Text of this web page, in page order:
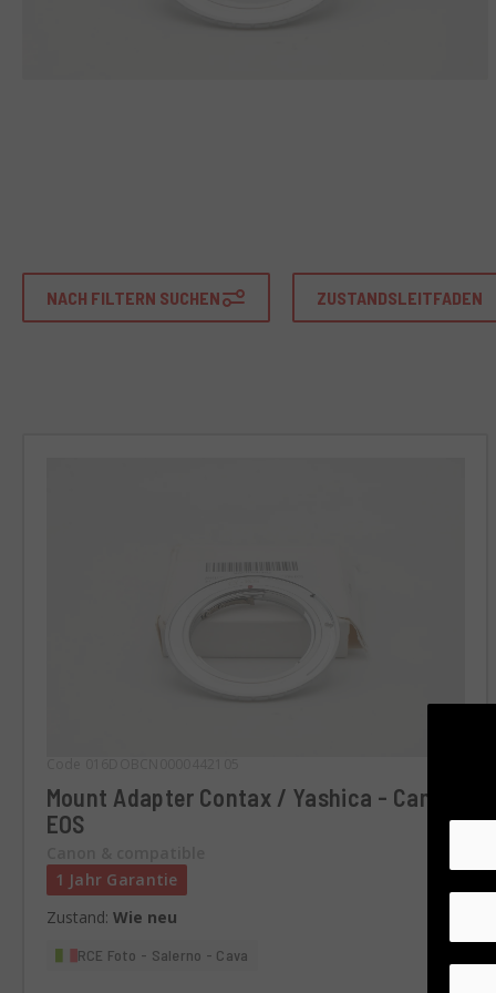
NACH FILTERN SUCHEN ZUSTANDSLEITFADEN
Mount Adapter Contax / Yashica - Canon
EOS
1 Jahr Garantie
Zustand: Wie neu
RCE Foto - Salerno - Cava